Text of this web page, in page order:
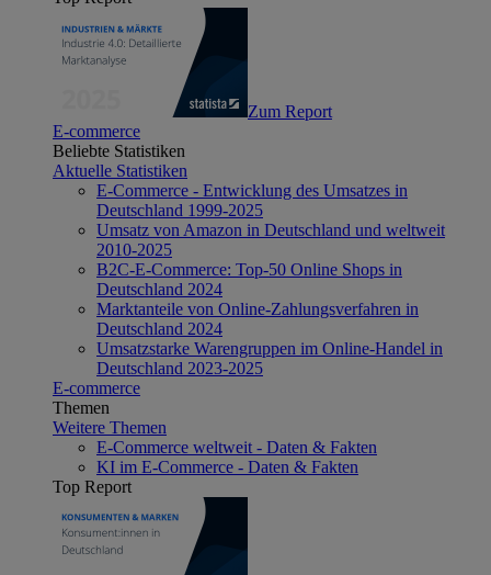
Zum Report
E-commerce
Beliebte Statistiken
Aktuelle Statistiken
E-Commerce - Entwicklung des Umsatzes in
Deutschland 1999-2025
Umsatz von Amazon in Deutschland und weltweit
2010-2025
B2C-E-Commerce: Top-50 Online Shops in
Deutschland 2024
Marktanteile von Online-Zahlungsverfahren in
Deutschland 2024
Umsatzstarke Warengruppen im Online-Handel in
Deutschland 2023-2025
E-commerce
Themen
Weitere Themen
E-Commerce weltweit - Daten & Fakten
KI im E-Commerce - Daten & Fakten
Top Report